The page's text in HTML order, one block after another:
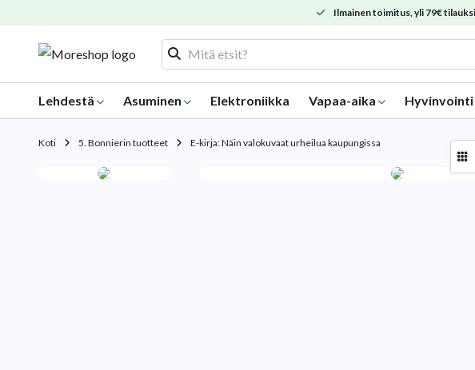
Ilmainen toimitus, yli 79€
Lehdestä Asuminen Elektroniikka Vapaa-aika Hyvinvointi
Koti 5. Bonnierin tuotteet E-kirja: Näin valokuvaat urheilua kaupungissa